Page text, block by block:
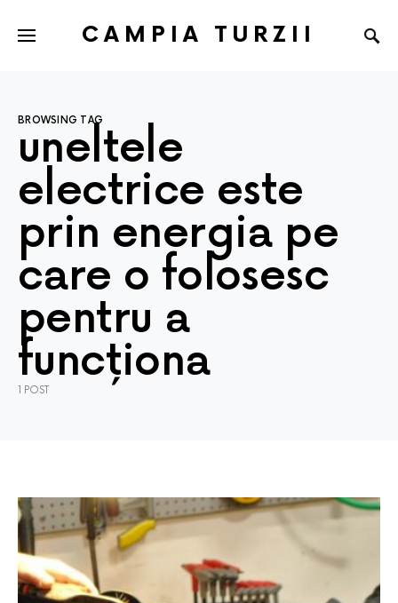
CAMPIA TURZII
BROWSING TAG
uneltele
electrice este
prin energia pe
care o folosesc
pentru a
funcționa
1 POST